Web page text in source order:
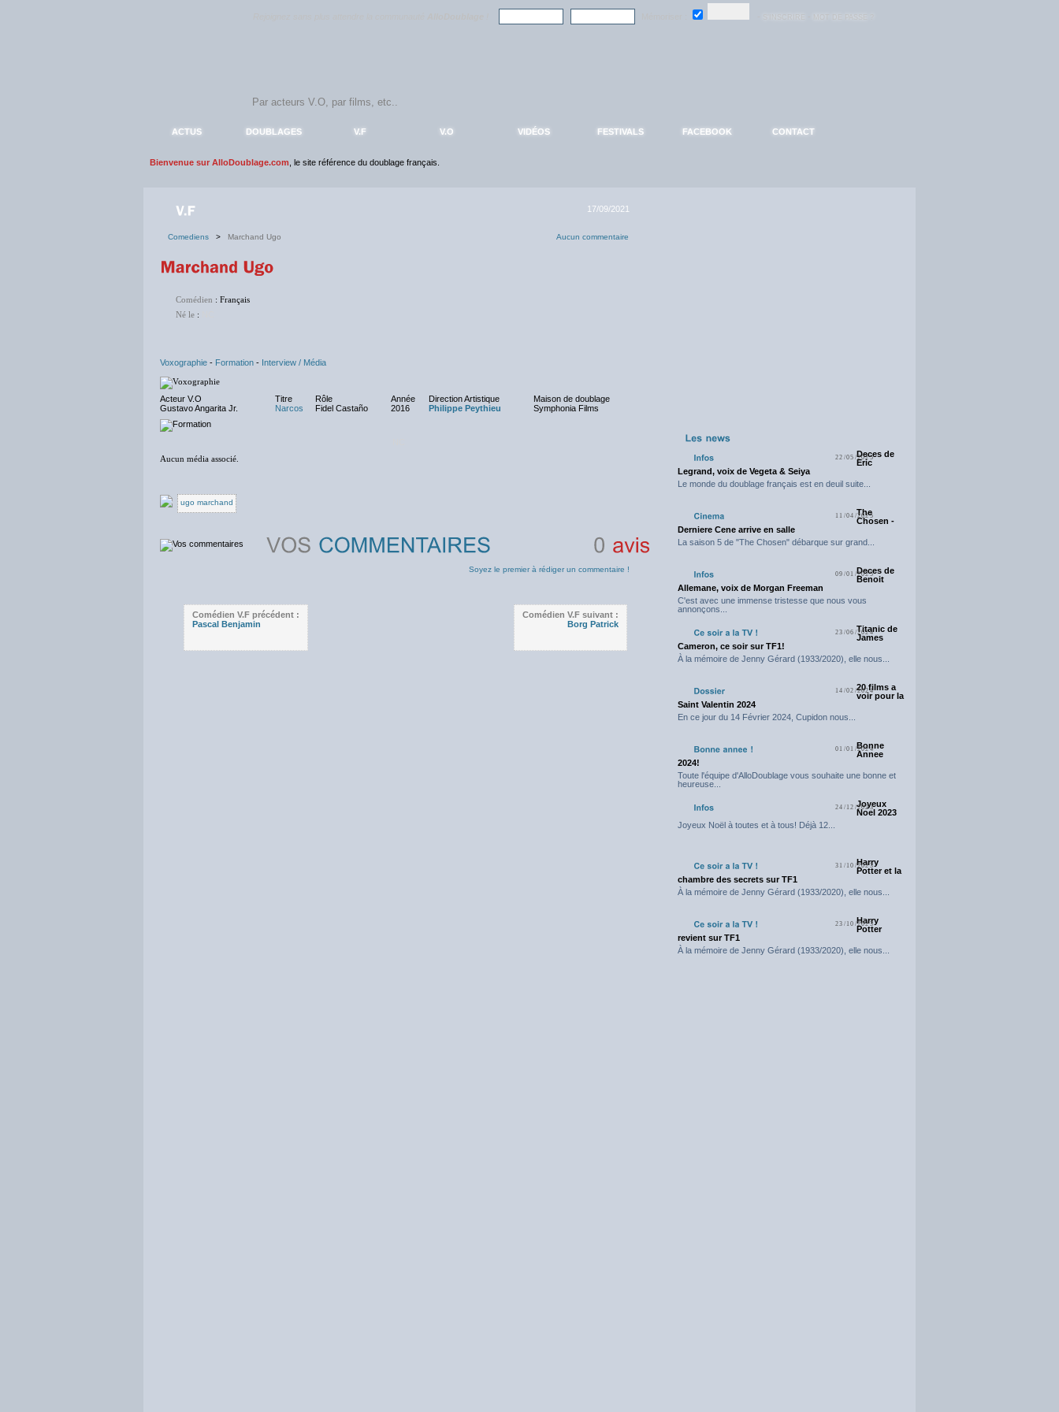
ACTUS DOUBLAGES V.F V.O VIDÉOS FESTIVALS FACEBOOK CONTACT
Bienvenue sur AlloDoublage.com , le site référence du doublage français.
17/09/2021
Comediens > Marchand Ugo Aucun commentaire
Comédien : Français
Né le :
Voxographie - Formation - Interview / Média
Acteur V.O Titre Rôle Année Direction Artistique
Maison de doublage
Gustavo Angarita Jr.
Narcos Fidel Castaño 2016 Philippe Peythieu Symphonia Films
Aucun média associé.
ugo marchand
Soyez le premier à rédiger un commentaire !
Comédien V.F précédent :
Pascal Benjamin
Comédien V.F suivant :
Borg Patrick
22/05/2025Deces de
Eric
Legrand, voix de Vegeta & Seiya
Le monde du doublage français est en deuil suite...
11/04/2025
The
Chosen -
Derniere Cene arrive en salle
La saison 5 de "The Chosen" débarque sur grand...
09/01/2025Deces de
Benoit
Allemane, voix de Morgan Freeman
C'est avec une immense tristesse que nous vous
annonçons...
23/06/2024Titanic de
James
Cameron, ce soir sur TF1!
À la mémoire de Jenny Gérard (1933/2020), elle nous...
14/02/202420 films a
voir pour la
Saint Valentin 2024
En ce jour du 14 Février 2024, Cupidon nous...
01/01/2024
Bonne
Annee
2024!
Toute l'équipe d'AlloDoublage vous souhaite une bonne et
heureuse...
24/12/2023
Joyeux
Noel 2023
Joyeux Noël à toutes et à tous! Déjà 12...
31/10/2023
Harry
Potter et la
chambre des secrets sur TF1
À la mémoire de Jenny Gérard (1933/2020), elle nous...
23/10/2023
Harry
Potter
revient sur TF1
À la mémoire de Jenny Gérard (1933/2020), elle nous...